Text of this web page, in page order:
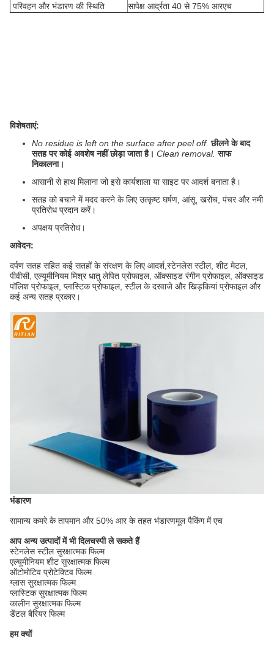
परिवहन और भंडारण की स्थिति सापेक्ष आर्द्रता 40 से 75% आरएच
विशेषताएं:
No residue is left on the surface after peel off. छीलने के बाद
सतह पर कोई अवशेष नहीं छोड़ा जाता है। Clean removal. साफ
निकालना।
आसानी से हाथ मिलाना जो इसे कार्यशाला या साइट पर आदर्श बनाता है।
सतह को बचाने में मदद करने के लिए उत्कृष्ट घर्षण, आंसू, खरोंच, पंचर और नमी
प्रतिरोध प्रदान करें।
अपक्षय प्रतिरोध।
आवेदन:
दर्पण सतह सहित कई सतहों के संरक्षण के लिए आदर्श, स्टेनलेस स्टील, शीट मेटल,
पीवीसी, एल्यूमीनियम मिश्र धातु लेपित प्रोफाइल, ऑक्साइड रंगीन प्रोफाइल, ऑक्साइड
पॉलिश प्रोफाइल, प्लास्टिक प्रोफाइल, स्टील के दरवाजे और खिड़कियां प्रोफाइल और
कई अन्य सतह प्रकार।
भंडारण
सामान्य कमरे के तापमान और 50% आर के तहत भंडारणमूल पैकिंग में एच
आप अन्य उत्पादों में भी दिलचस्पी ले सकते हैं
स्टेनलेस स्टील सुरक्षात्मक फिल्म
एल्यूमीनियम शीट सुरक्षात्मक फिल्म
ऑटोमोटिव प्रोटेक्टिव फिल्म
ग्लास सुरक्षात्मक फिल्म
प्लास्टिक सुरक्षात्मक फिल्म
कालीन सुरक्षात्मक फिल्म
डेंटल बैरियर फिल्म
हम क्यों